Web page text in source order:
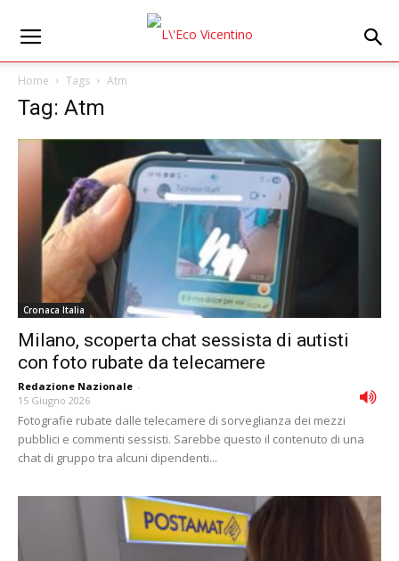
Home Tags Atm
Tag: Atm
Cronaca Italia
Milano, scoperta chat sessista di autisti
con foto rubate da telecamere
Redazione Nazionale -
15 Giugno 2026
Fotografie rubate dalle telecamere di sorveglianza dei mezzi
pubblici e commenti sessisti. Sarebbe questo il contenuto di una
chat di gruppo tra alcuni dipendenti...